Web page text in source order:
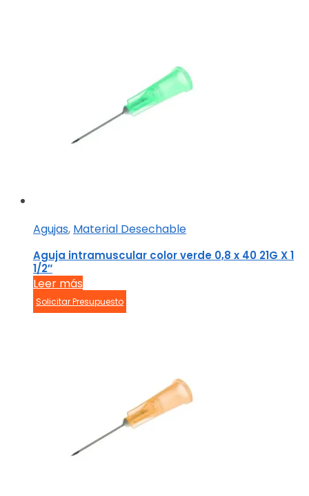
Agujas, Material Desechable
Aguja intramuscular color verde 0,8 x 40 21G X 1
1/2″
Leer más
Solicitar Presupuesto